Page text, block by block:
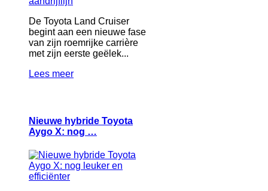
De Toyota Land Cruiser
begint aan een nieuwe fase
van zijn roemrijke carrière
met zijn eerste geëlek...
Lees meer
Nieuwe hybride Toyota
Aygo X: nog …